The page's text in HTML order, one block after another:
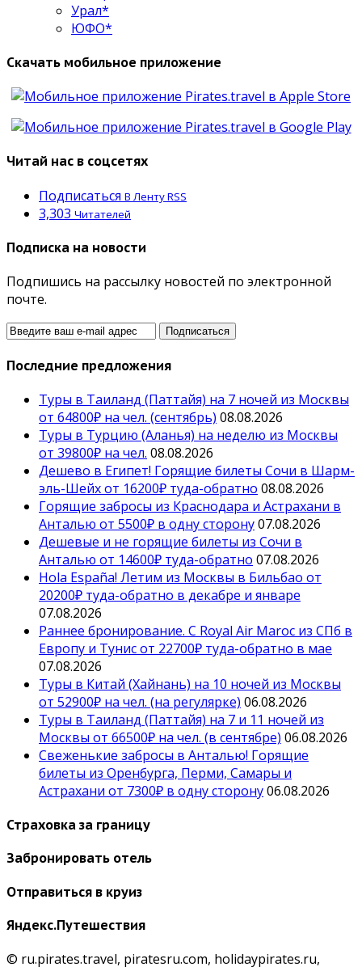
Урал*
ЮФО*
Скачать мобильное приложение
Читай нас в соцсетях
Подписаться В Ленту RSS
3,303 Читателей
Подписка на новости
Подпишись на рассылку новостей по электронной
почте.
Последние предложения
Туры в Таиланд (Паттайя) на 7 ночей из Москвы
от 64800₽ на чел. (сентябрь) 08.08.2026
Туры в Турцию (Аланья) на неделю из Москвы
от 39800₽ на чел. 08.08.2026
Дешево в Египет! Горящие билеты Сочи в Шарм-
эль-Шейх от 16200₽ туда-обратно 08.08.2026
Горящие забросы из Краснодара и Астрахани в
Анталью от 5500₽ в одну сторону07.08.2026
Дешевые и не горящие билеты из Сочи в
Анталью от 14600₽ туда-обратно 07.08.2026
Hola España! Летим из Москвы в Бильбао от
20200₽ туда-обратно в декабре и январе
07.08.2026
Раннее бронирование. С Royal Air Maroc из СПб в
Европу и Тунис от 22700₽ туда-обратно в мае
07.08.2026
Туры в Китай (Хайнань) на 10 ночей из Москвы
от 52900₽ на чел. (на регулярке) 06.08.2026
Туры в Таиланд (Паттайя) на 7 и 11 ночей из
Москвы от 66500₽ на чел. (в сентябре) 06.08.2026
Свеженькие забросы в Анталью! Горящие
билеты из Оренбурга, Перми, Самары и
Астрахани от 7300₽ в одну сторону06.08.2026
Страховка за границу
Забронировать отель
Отправиться в круиз
Яндекс.Путешествия
© ru.pirates.travel, piratesru.com, holidaypirates.ru,